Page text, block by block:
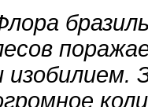
изобилием.